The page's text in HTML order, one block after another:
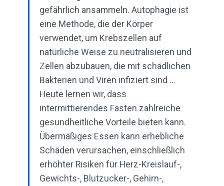
gefährlich ansammeln. Autophagie ist
eine Methode, die der Körper
verwendet, um Krebszellen auf
natürliche Weise zu neutralisieren und
Zellen abzubauen, die mit schädlichen
Bakterien und Viren infiziert sind ...
Heute lernen wir, dass
intermittierendes Fasten zahlreiche
gesundheitliche Vorteile bieten kann.
Übermäßiges Essen kann erhebliche
Schäden verursachen, einschließlich
erhöhter Risiken für Herz-Kreislauf-,
Gewichts-, Blutzucker-, Gehirn-,